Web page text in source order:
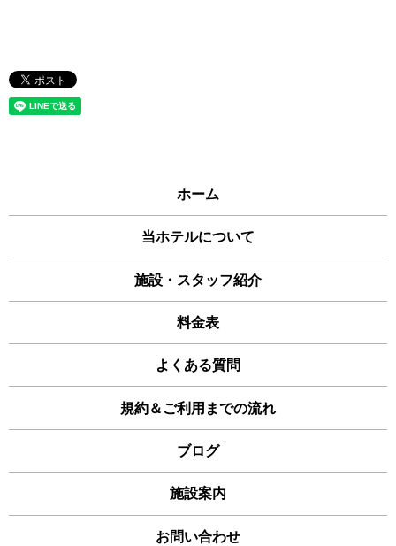
ホーム
当ホテルについて
施設・スタッフ紹介
料金表
よくある質問
規約＆ご利用までの流れ
ブログ
施設案内
お問い合わせ